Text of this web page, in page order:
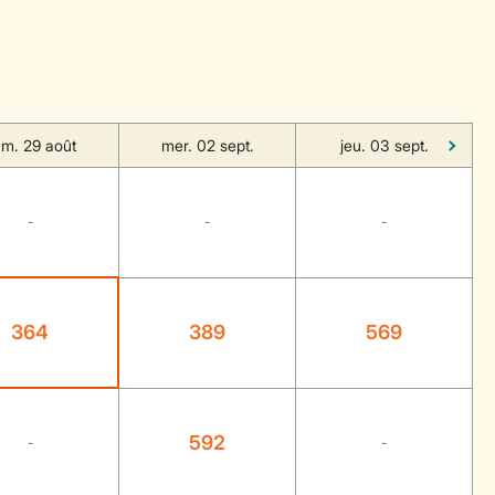
29 août mer. 02 sept. jeu. 03 sept.
- - -
364 389 569
- 592 -